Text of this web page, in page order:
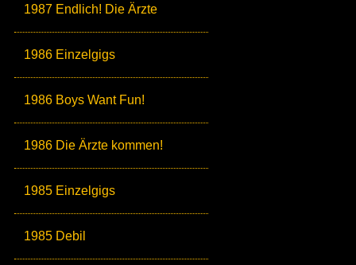
1987 Endlich! Die Ärzte
1986 Einzelgigs
1986 Boys Want Fun!
1986 Die Ärzte kommen!
1985 Einzelgigs
1985 Debil